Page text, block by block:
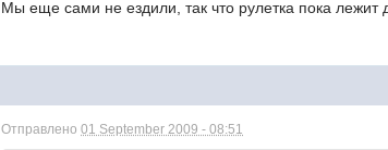
Мы еще сами не ездили, так что рулетка пока лежит
Отправлено01 September 2009 - 08:51